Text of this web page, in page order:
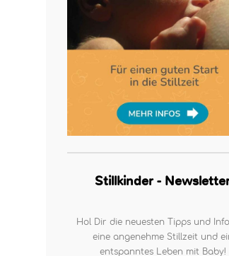
Stillkinder -
Hol Dir die neuesten Tipps und
eine angenehme Stillzeit und
entspanntes Leben mit Baby!